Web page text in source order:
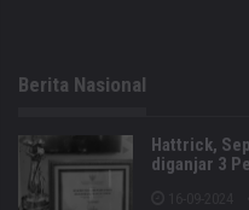
Berita Nasional
Hattrick,
diganjar 3